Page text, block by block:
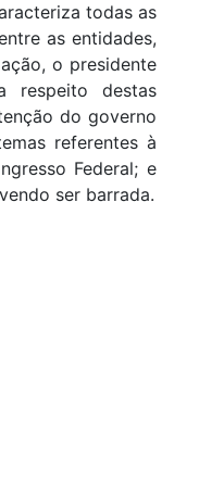
todas as
as entidades,
o presidente
respeito destas
do governo
referentes à
Federal; e
ser barrada.